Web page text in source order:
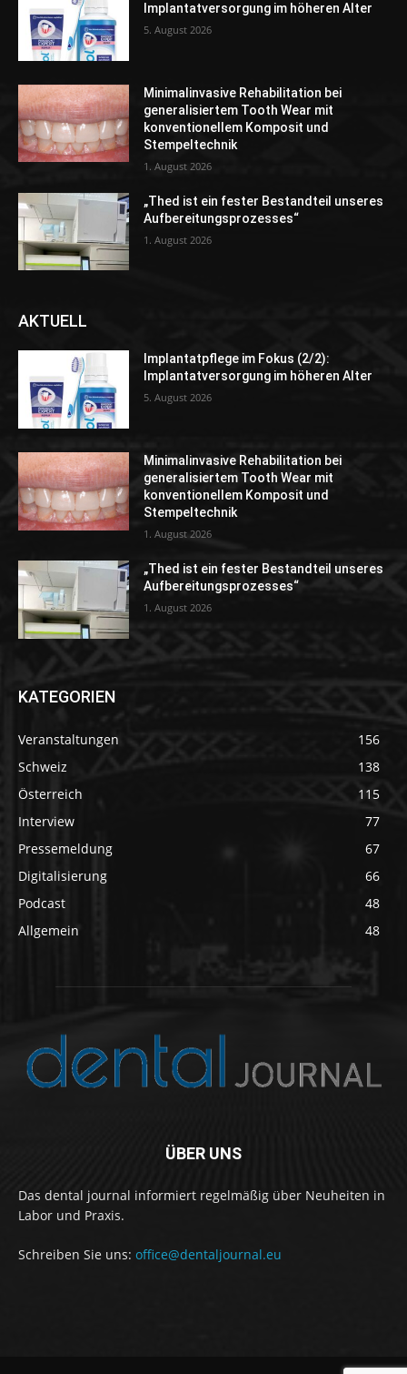
Implantatversorgung im höheren Alter
5. August 2026
Minimalinvasive Rehabilitation bei
generalisiertem Tooth Wear mit
konventionellem Komposit und
Stempeltechnik
1. August 2026
„Thed ist ein fester Bestandteil unseres
Aufbereitungsprozesses“
1. August 2026
AKTUELL
Implantatpflege im Fokus (2/2):
Implantatversorgung im höheren Alter
5. August 2026
Minimalinvasive Rehabilitation bei
generalisiertem Tooth Wear mit
konventionellem Komposit und
Stempeltechnik
1. August 2026
„Thed ist ein fester Bestandteil unseres
Aufbereitungsprozesses“
1. August 2026
KATEGORIEN
Veranstaltungen
156
Schweiz
138
Österreich
115
Interview
77
Pressemeldung
67
Digitalisierung
66
Podcast
48
Allgemein
48
ÜBER UNS
Das dental journal informiert regelmäßig über Neuheiten in
Labor und Praxis.
Schreiben Sie uns: office@dentaljournal.eu